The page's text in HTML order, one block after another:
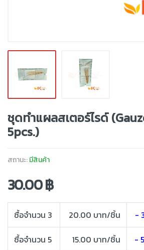
ชุดทำแผลสเตอร์ไรด์
5pcs.)
สถานะ:มีสินค้า
30.00 ฿
ซื้อจำนวน 3 20.00 บาท/ชิ้น -
ซื้อจำนวน 5 15.00 บาท/ชิ้น -